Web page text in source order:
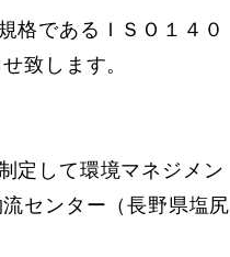
格であるＩＳＯ１４０
致します。
定して環境マネジメン
センター（長野県塩尻